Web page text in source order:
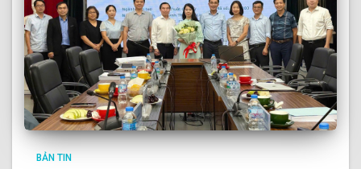
BẢN TIN